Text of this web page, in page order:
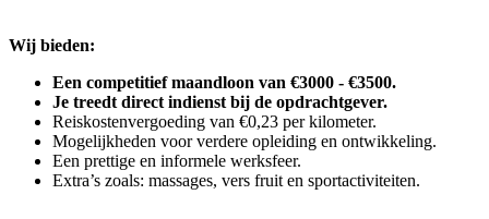
Wij bieden:
Een competitief maandloon van €3000 - €3500.
Je treedt direct indienst bij de opdrachtgever.
Reiskostenvergoeding van €0,23 per kilometer.
Mogelijkheden voor verdere opleiding en ontwikkeling.
Een prettige en informele werksfeer.
Extra’s zoals: massages, vers fruit en sportactiviteiten.